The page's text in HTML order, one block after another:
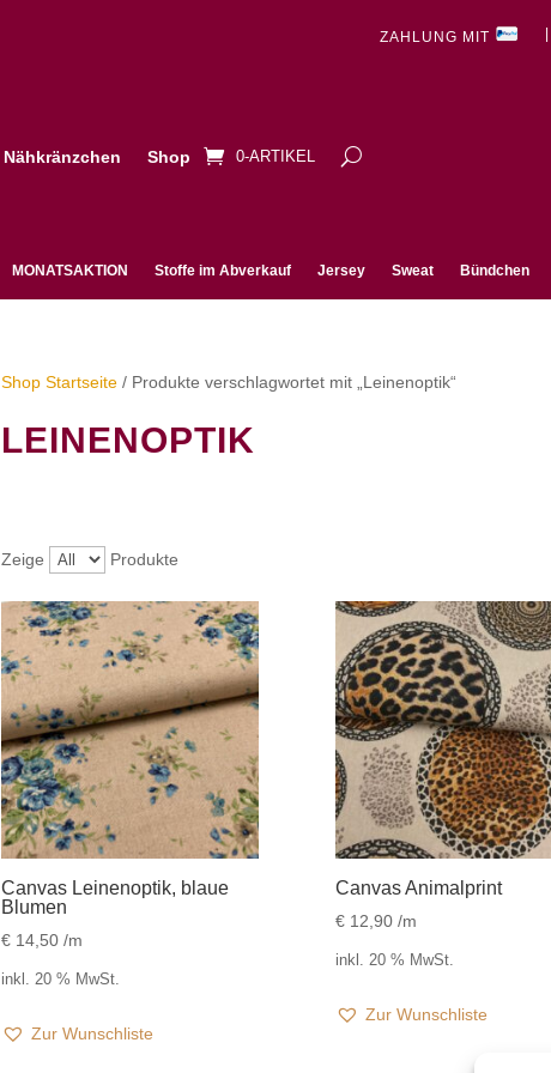
ZAHLUNG MIT
Nähkränzchen Shop 0-ARTIKEL
MONATSAKTION Stoffe im Abverkauf Jersey Sweat Bündchen
Shop Startseite / Produkte verschlagwortet mit „Leinenoptik“
LEINENOPTIK
Zeige Produkte
Canvas Leinenoptik, blaue
Blumen
€ 14,50 /m
inkl. 20 % MwSt.
Zur Wunschliste
Canvas Animalprint
€12,90/m
inkl. 20 % MwSt.
Zur Wunschliste